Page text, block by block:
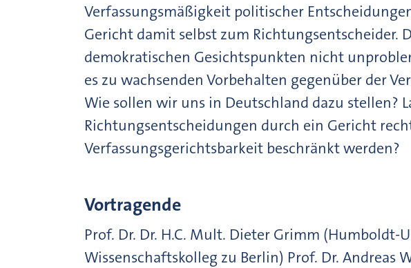
Verfassungsmäßigkeit politischer
Gericht damit selbst zum Richtungsentscheider.
demokratischen Gesichtspunkten nicht
es zu wachsenden Vorbehalten gegenüber der
Wie sollen wir uns in Deutschland dazu stellen?
Richtungsentscheidungen durch ein Gericht
Verfassungsgerichtsbarkeit beschränkt werden?
Vortragende
Prof. Dr. Dr. H.C. Mult. Dieter Grimm
Wissenschaftskolleg zu Berlin) Prof. Dr. Andreas